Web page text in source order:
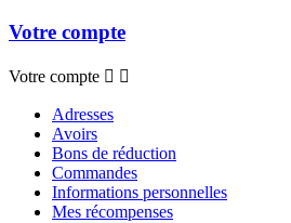
Votre compte
Votre compte  
Adresses
Avoirs
Bons de réduction
Commandes
Informations personnelles
Mes récompenses